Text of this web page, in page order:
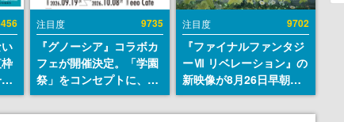
注目度 9735
『グノーシア』コラボカ
フェが開催決定。「学園
祭」をコンセプトに、模
擬店やセツやSQ、ラキオ
たちが学祭バンドを楽し
注目度 9702
『ファイナルファンタジ
ーⅦ リベレーション』の
新映像が8月26日早朝に
公開へ。『FF7』リメイ
クシリーズの完結編、